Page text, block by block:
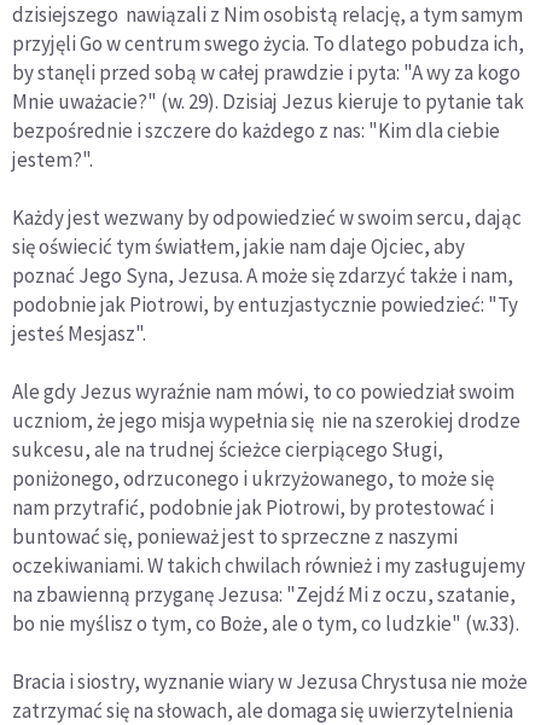
dzisiejszego nawiązali z Nim osobistą relację, a tym samym
przyjęli Go w centrum swego życia. To dlatego pobudza ich,
by stanęli przed sobą w całej prawdzie i pyta: "A wy za kogo
Mnie uważacie?" (w. 29). Dzisiaj Jezus kieruje to pytanie tak
bezpośrednie i szczere do każdego z nas: "Kim dla ciebie
jestem?".
Każdy jest wezwany by odpowiedzieć w swoim sercu, dając
się oświecić tym światłem, jakie nam daje Ojciec, aby
poznać Jego Syna, Jezusa. A może się zdarzyć także i nam,
podobnie jak Piotrowi, by entuzjastycznie powiedzieć: "Ty
jesteś Mesjasz".
Ale gdy Jezus wyraźnie nam mówi, to co powiedział swoim
uczniom, że jego misja wypełnia się nie na szerokiej drodze
sukcesu, ale na trudnej ścieżce cierpiącego Sługi,
poniżonego, odrzuconego i ukrzyżowanego, to może się
nam przytrafić, podobnie jak Piotrowi, by protestować i
buntować się, ponieważ jest to sprzeczne z naszymi
oczekiwaniami. W takich chwilach również i my zasługujemy
na zbawienną przyganę Jezusa: "Zejdź Mi z oczu, szatanie,
bo nie myślisz o tym, co Boże, ale o tym, co ludzkie" (w.33).
Bracia i siostry, wyznanie wiary w Jezusa Chrystusa nie może
zatrzymać się na słowach, ale domaga się uwierzytelnienia